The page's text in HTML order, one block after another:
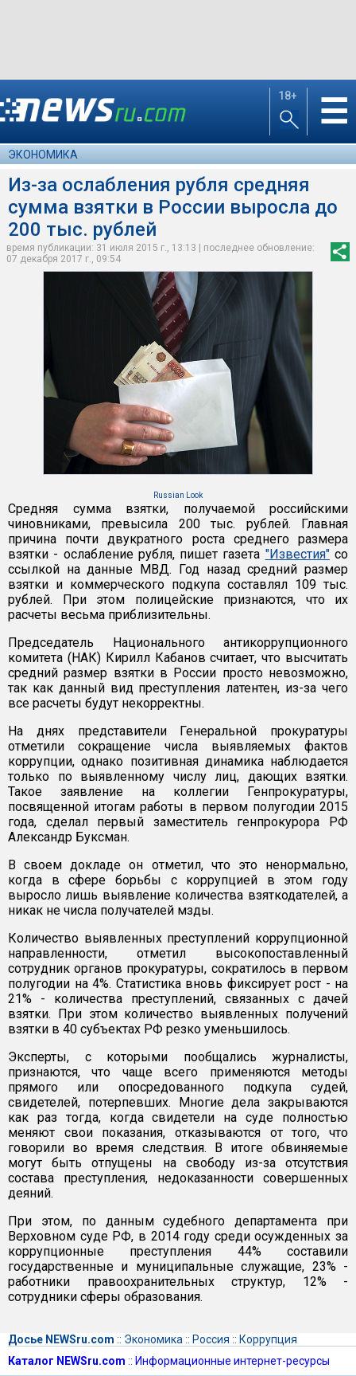
18+ ☰
ЭКОНОМИКА
Из-за ослабления рубля средняя
сумма взятки в России выросла до
200 тыс. рублей
время публикации: 31 июля 2015 г., 13:13 | последнее обновление:
07 декабря 2017 г., 09:54
Russian Look
Средняя сумма взятки, получаемой российскими
чиновниками, превысила 200 тыс. рублей. Главная
причина почти двукратного роста среднего размера
взятки - ослабление рубля, пишет газета "Известия"со
ссылкой на данные МВД. Год назад средний размер
взятки и коммерческого подкупа составлял 109 тыс.
рублей. При этом полицейские признаются, что их
расчеты весьма приблизительны.
Председатель Национального антикоррупционного
комитета (НАК) Кирилл Кабанов считает, что высчитать
средний размер взятки в России просто невозможно,
так как данный вид преступления латентен, из-за чего
все расчеты будут некорректны.
На днях представители Генеральной прокуратуры
отметили сокращение числа выявляемых фактов
коррупции, однако позитивная динамика наблюдается
только по выявленному числу лиц, дающих взятки.
Такое заявление на коллегии Генпрокуратуры,
посвященной итогам работы в первом полугодии 2015
года, сделал первый заместитель генпрокурора РФ
Александр Буксман.
В своем докладе он отметил, что это ненормально,
когда в сфере борьбы с коррупцией в этом году
выросло лишь выявление количества взяткодателей, а
никак не числа получателей мзды.
Количество выявленных преступлений коррупционной
направленности, отметил высокопоставленный
сотрудник органов прокуратуры, сократилось в первом
полугодии на 4%. Статистика вновь фиксирует рост - на
21% - количества преступлений, связанных с дачей
взятки. При этом количество выявленных получений
взятки в 40 субъектах РФ резко уменьшилось.
Эксперты, с которыми пообщались журналисты,
признаются, что чаще всего применяются методы
прямого или опосредованного подкупа судей,
свидетелей, потерпевших. Многие дела закрываются
как раз тогда, когда свидетели на суде полностью
меняют свои показания, отказываются от того, что
говорили во время следствия. В итоге обвиняемые
могут быть отпущены на свободу из-за отсутствия
состава преступления, недоказанности совершенных
деяний.
При этом, по данным судебного департамента при
Верховном суде РФ, в 2014 году среди осужденных за
коррупционные преступления 44% составили
государственные и муниципальные служащие, 23% -
работники правоохранительных структур, 12% -
сотрудники сферы образования.
Досье NEWSru.com :: Экономика :: Россия :: Коррупция
Каталог NEWSru.com :: Информационные интернет-ресурсы